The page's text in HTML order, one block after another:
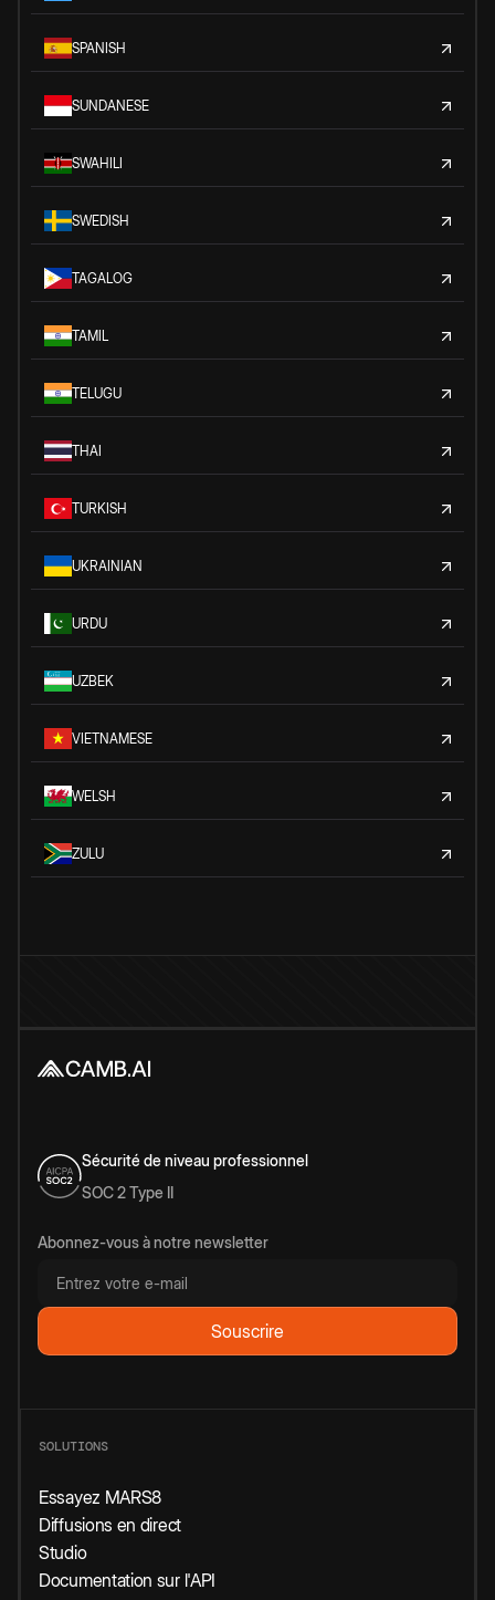
SPANISH
SUNDANESE
SWAHILI
SWEDISH
TAGALOG
TAMIL
TELUGU
THAI
TURKISH
UKRAINIAN
URDU
UZBEK
VIETNAMESE
WELSH
ZULU
Sécurité de niveau professionnel
SOC 2 Type II
Abonnez-vous à notre newsletter
SOLUTIONS
Essayez MARS8
Diffusions en direct
Studio
Documentation sur l'API